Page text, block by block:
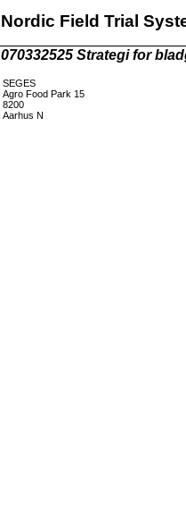
Nordic Field Trial
070332525 Strategi for
SEGES
Agro Food Park 15
8200
Aarhus N